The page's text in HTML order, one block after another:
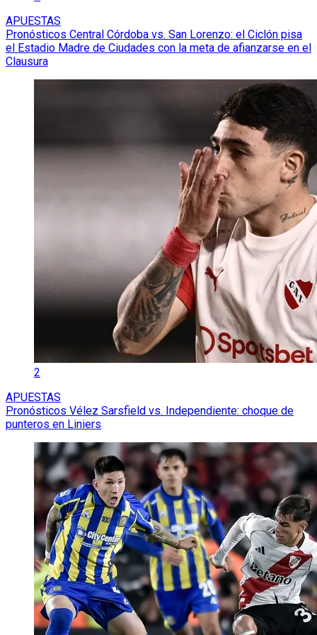
APUESTAS
Pronósticos Central Córdoba vs. San Lorenzo: el Ciclón pisa
el Estadio Madre de Ciudades con la meta de afianzarse en el
Clausura
2
APUESTAS
Pronósticos Vélez Sarsfield vs. Independiente: choque de
punteros en Liniers